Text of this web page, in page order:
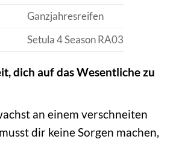
Ganzjahresreifen
Setula 4 Season RA03
dich auf das Wesentliche zu
an einem verschneiten
dir keine Sorgen machen,